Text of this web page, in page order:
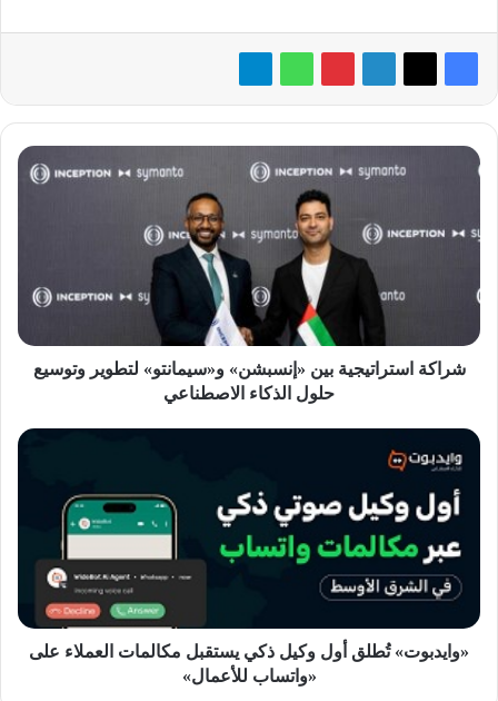
شراكة
استراتيجية
«إنسبشن»
حلول
الاصطناعي
شراكة استراتيجية بين «إنسبشن» و«سيمانتو» لتطوير وتوسيع
حلول الذكاء الاصطناعي
«وايدبوت»
تُطلق
وكيل
يستقبل
مكالمات
العملاء
على
«واتساب
«وايدبوت» تُطلق أول وكيل ذكي يستقبل مكالمات العملاء على
«واتساب للأعمال»